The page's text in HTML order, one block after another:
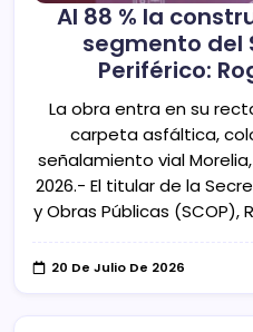
Al 88 % la
segmento del
Periférico:
La obra entra en su
carpeta asfáltica,
señalamiento vial
2026.- El titular de la
y Obras Públicas (SCOP),
20 De Julio De 2026